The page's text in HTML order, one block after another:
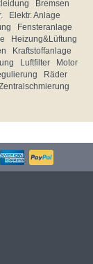
Bremsen
Elektr. Anlage
Fensteranlage
Heizung&Lüftung
Kraftstoffanlage
Luftfilter
Motor
Räder